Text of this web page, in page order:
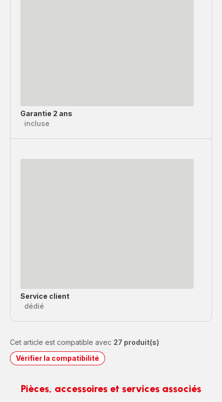
Garantie 2 ans
incluse
Service client
dédié
Cet article est compatible avec 27 produit(s)
Vérifier la compatibilité
Pièces, accessoires et services associés